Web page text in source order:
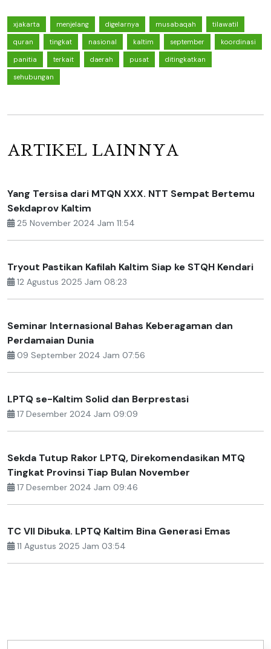
xjakarta menjelang digelarnya musabaqah tilawatil
quran tingkat nasional kaltim september koordinasi
panitia terkait daerah pusat ditingkatkan
sehubungan
ARTIKEL LAINNYA
Yang Tersisa dari MTQN XXX. NTT Sempat Bertemu
Sekdaprov Kaltim
25 November 2024 Jam 11:54
Tryout Pastikan Kafilah Kaltim Siap ke STQH Kendari
12 Agustus 2025 Jam 08:23
Seminar Internasional Bahas Keberagaman dan
Perdamaian Dunia
09 September 2024 Jam 07:56
LPTQ se-Kaltim Solid dan Berprestasi
17 Desember 2024 Jam 09:09
Sekda Tutup Rakor LPTQ, Direkomendasikan MTQ
Tingkat Provinsi Tiap Bulan November
17 Desember 2024 Jam 09:46
TC VII Dibuka. LPTQ Kaltim Bina Generasi Emas
11 Agustus 2025 Jam 03:54